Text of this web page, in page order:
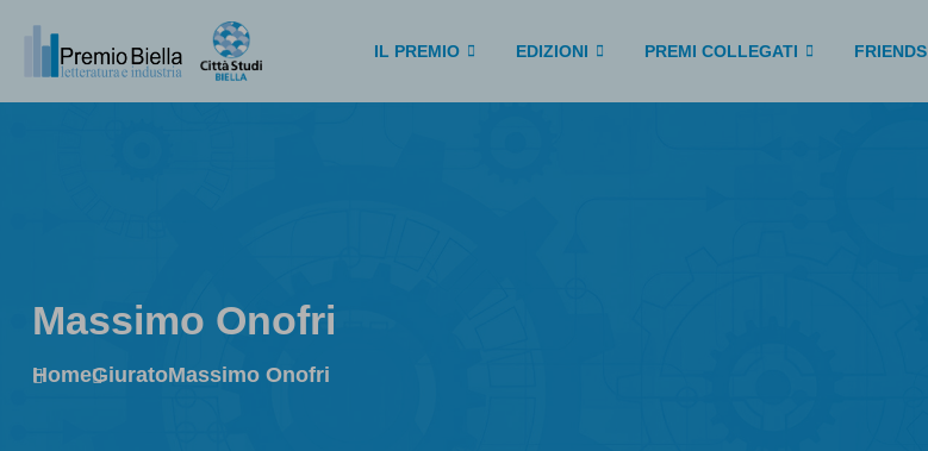
IL PREMIO EDIZIONI PREMI COLLEGATI FRIENDS
Massimo Onofri
HomeGiuratoMassimo Onofri